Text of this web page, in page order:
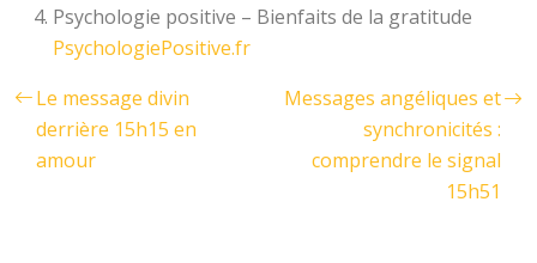
Psychologie positive – Bienfaits de la gratitude
PsychologiePositive.fr
Le message divin
derrière 15h15 en
amour
Messages angéliques et
synchronicités :
comprendre le signal
15h51